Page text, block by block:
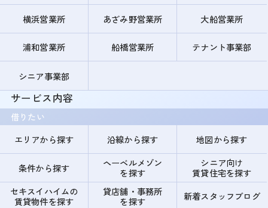
横浜営業所 あざみ野営業所 大船営業所
浦和営業所 船橋営業所 テナント事業部
シニア事業部
サービス内容
借りたい
エリアから探す
沿線から探す 地図から探す
条件から探す
ヘーベルメゾン
を探す
シニア向け
賃貸住宅を探す
セキスイハイムの
賃貸物件を探す
貸店舗・事務所
を探す
新着スタッフブログ